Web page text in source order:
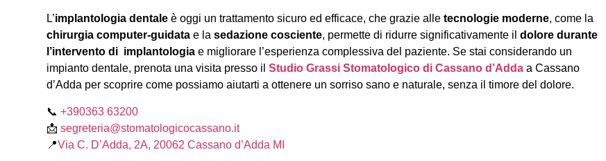
L’implantologia dentale è oggi un trattamento sicuro ed efficace, che grazie alletecnologie moderne, come la
chirurgia computer-guidata e lasedazione cosciente, permette di ridurre significativamente ildolore durante
l’intervento di implantologia e migliorare l’esperienza complessiva del paziente. Se stai considerando un
impianto dentale, prenota una visita presso ilStudio Grassi Stomatologico di Cassano d’Adda a Cassano
d’Adda per scoprire come possiamo aiutarti a ottenere un sorriso sano e naturale, senza il timore del dolore.
📞+390363 63200
📩segreteria@stomatologicocassano.it
📍Via C. D’Adda, 2A, 20062 Cassano d’Adda MI